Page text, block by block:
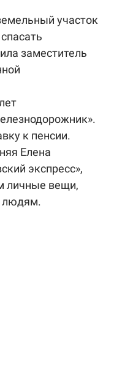
участок
заместитель
к пенсии.
Елена
экспресс»,
личные вещи,
людям.